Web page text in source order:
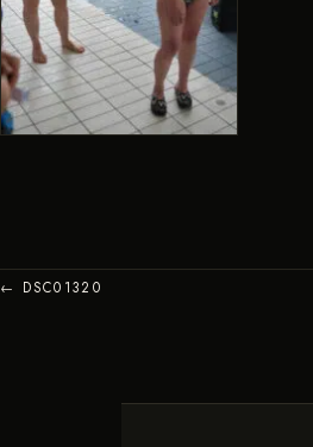
← DSC01320